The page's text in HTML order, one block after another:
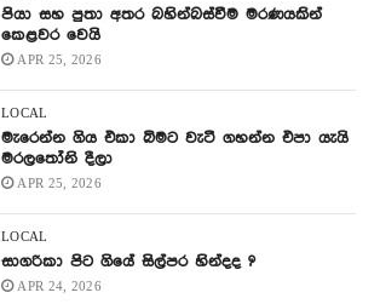
පියා සහ පුතා අතර බහින්බස්වීම මරණයකින්
කෙළවර වෙයි
APR 25, 2026
LOCAL
මැරෙන්න ගිය එකා බිමට වැටී ගහන්න එපා යැයි
මරලතෝනි දීලා
APR 25, 2026
LOCAL
සාගරිකා පිට ගියේ සිල්පර හින්දද ?
APR 24, 2026